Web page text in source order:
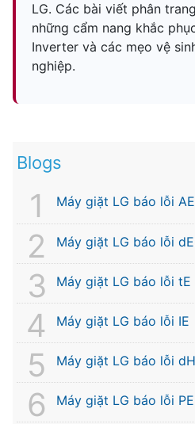
LG. Các bài viết phân
những cẩm nang khắc
Inverter và các mẹo vệ
nghiệp.
Blogs
Máy giặt LG báo lỗi AE
Máy giặt LG báo lỗi
Máy giặt LG báo lỗi tE
Máy giặt LG báo lỗi IE
Máy giặt LG báo lỗi
Máy giặt LG báo lỗi PE